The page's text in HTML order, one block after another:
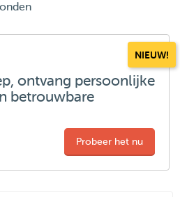
NIEUW!
ontvang persoonlijke
betrouwbare
Probeer het nu